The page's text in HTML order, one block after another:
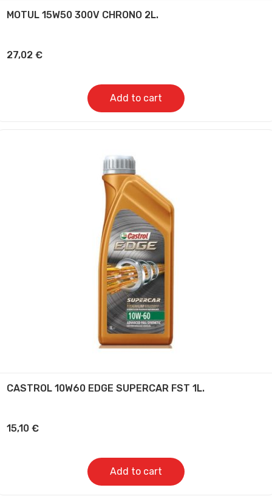
MOTUL 15W50 300V CHRONO 2L.
27,02 €
Add to cart
CASTROL 10W60 EDGE SUPERCAR FST 1L.
15,10 €
Add to cart